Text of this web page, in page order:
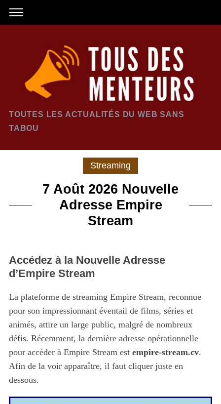
TOUTES LES ACTUALITÉS DU WEB SANS
TABOU
Streaming
7 Août 2026 Nouvelle
Adresse Empire
Stream
Accédez à la Nouvelle Adresse
d’Empire Stream
La plateforme de streaming Empire Stream, reconnue
pour son impressionnant éventail de films, séries et
animés, attire un large public, malgré de nombreux
défis. Récemment, la dernière adresse opérationnelle
pour accéder à Empire Stream est empire-stream.cv.
Afin de la voir apparaître, il faut cliquer juste en
dessous.